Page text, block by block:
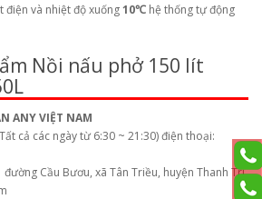
điện và nhiệt độ xuống10℃ hệ thống tự động
Nồi nấu phở 150 lít
ANY VIỆT NAM
cả các ngày từ 6:30 ~ 21:30) điện thoại:
đường Cầu Bươu, xã Tân Triều, huyện Thanh Trì,